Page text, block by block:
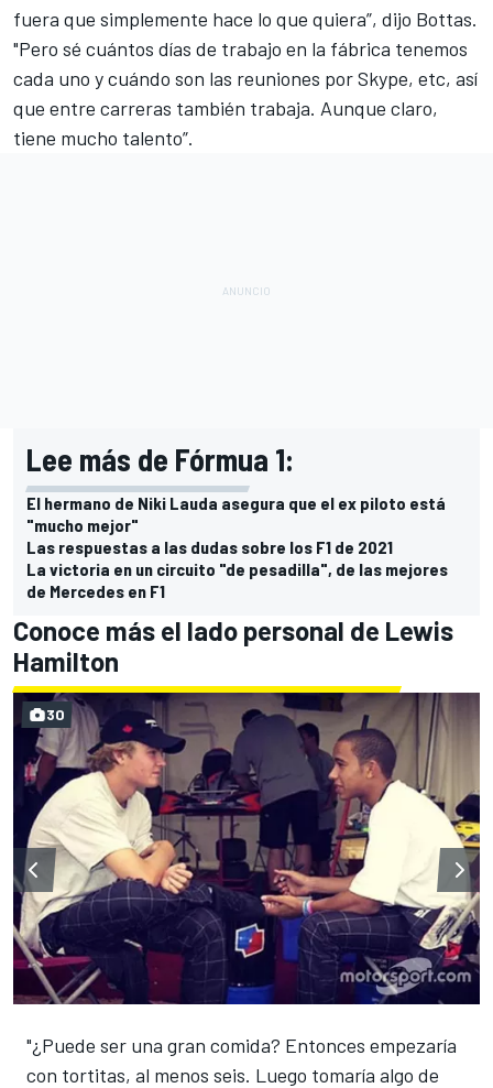
fuera que simplemente hace lo que quiera”, dijo Bottas.
"Pero sé cuántos días de trabajo en la fábrica tenemos
cada uno y cuándo son las reuniones por Skype, etc, así
que entre carreras también trabaja. Aunque claro,
tiene mucho talento”.
Lee más de Fórmua 1:
El hermano de Niki Lauda asegura que el ex piloto está
"mucho mejor"
Las respuestas a las dudas sobre los F1 de 2021
La victoria en un circuito "de pesadilla", de las mejores
de Mercedes en F1
Conoce más el lado personal de Lewis
Hamilton
"¿Puede ser una gran comida? Entonces empezaría
con tortitas, al menos seis. Luego tomaría algo de
30